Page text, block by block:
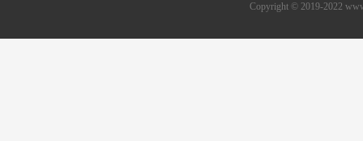
Copyright © 2019-2022